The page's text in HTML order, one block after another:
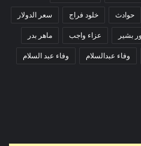
حوادث خلود فراج سعر الدولار
بشير عزاء واجب ماهر بدر
وفاء عبدالسلام وفاء عبد السلام